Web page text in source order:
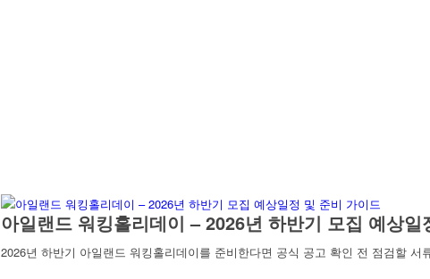
아일랜드 워킹홀리데이 – 2026년 하반기 모집 예상
2026년 하반기 아일랜드 워킹홀리데이를 준비한다면 공식 공고 확인 전 점검할